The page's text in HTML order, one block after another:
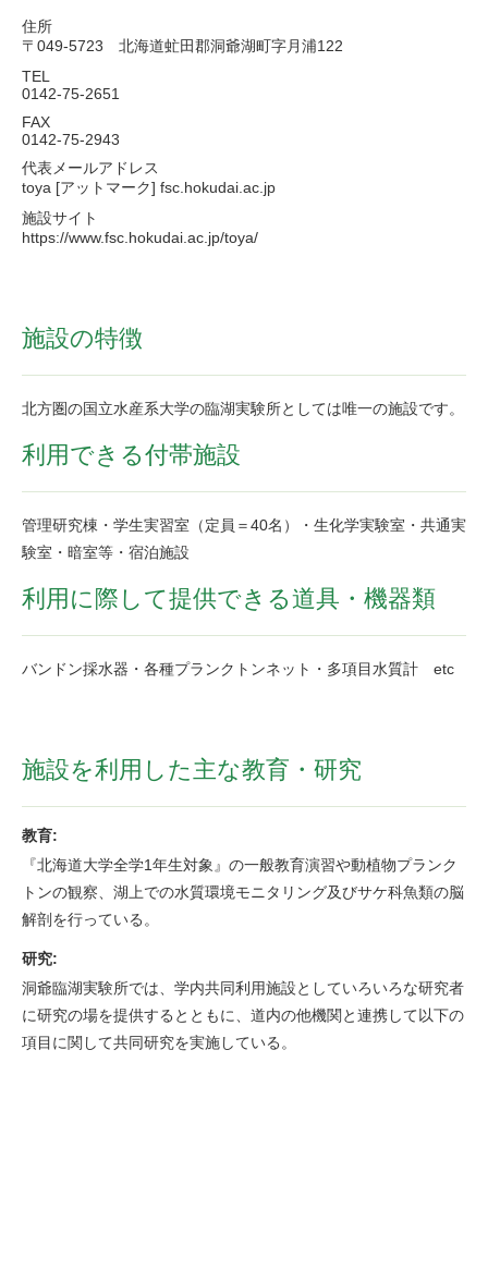
住所
〒049-5723 北海道虻田郡洞爺湖町字月浦122
TEL
0142-75-2651
FAX
0142-75-2943
代表メールアドレス
toya [アットマーク] fsc.hokudai.ac.jp
施設サイト
https://www.fsc.hokudai.ac.jp/toya/
施設の特徴
北方圏の国立水産系大学の臨湖実験所としては唯一の施設です。
利用できる付帯施設
管理研究棟・学生実習室（定員＝40名）・生化学実験室・共通実
験室・暗室等・宿泊施設
利用に際して提供できる道具・機器類
バンドン採水器・各種プランクトンネット・多項目水質計 etc
施設を利用した主な教育・研究
教育:
『北海道大学全学1年生対象』の一般教育演習や動植物プランク
トンの観察、湖上での水質環境モニタリング及びサケ科魚類の脳
解剖を行っている。
研究:
洞爺臨湖実験所では、学内共同利用施設としていろいろな研究者
に研究の場を提供するとともに、道内の他機関と連携して以下の
項目に関して共同研究を実施している。